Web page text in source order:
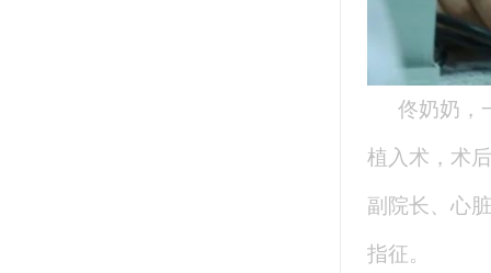
佟奶奶，
植入术，术
副院长、心
指征。